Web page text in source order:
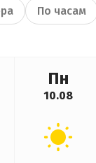
По часам
Пн
10.08